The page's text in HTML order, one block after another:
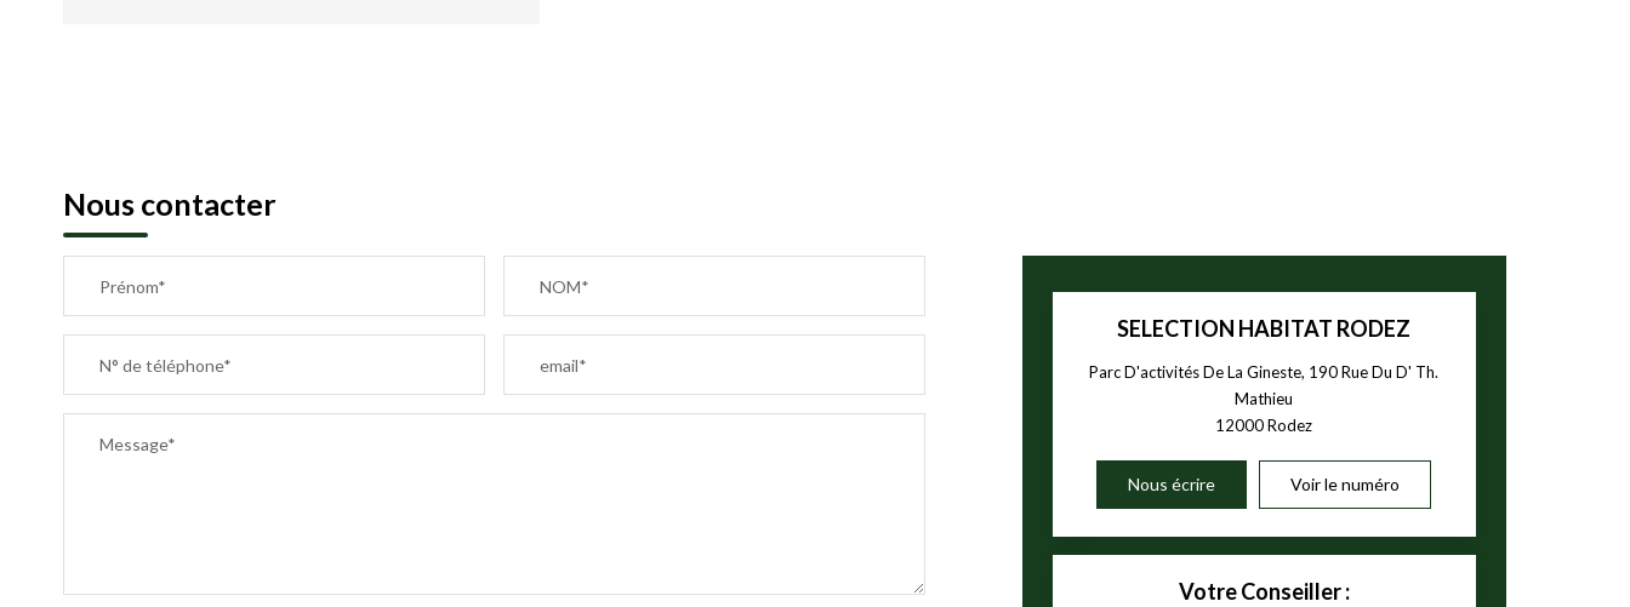
Nous contacter
Prénom* NOM*
N° de téléphone* email*
Message*
SELECTION HABITAT RODEZ
Parc D'activités De La Gineste, 190 Rue Du D' Th.
Mathieu
12000Rodez
Nous écrire Voir le numéro
Votre Conseiller :